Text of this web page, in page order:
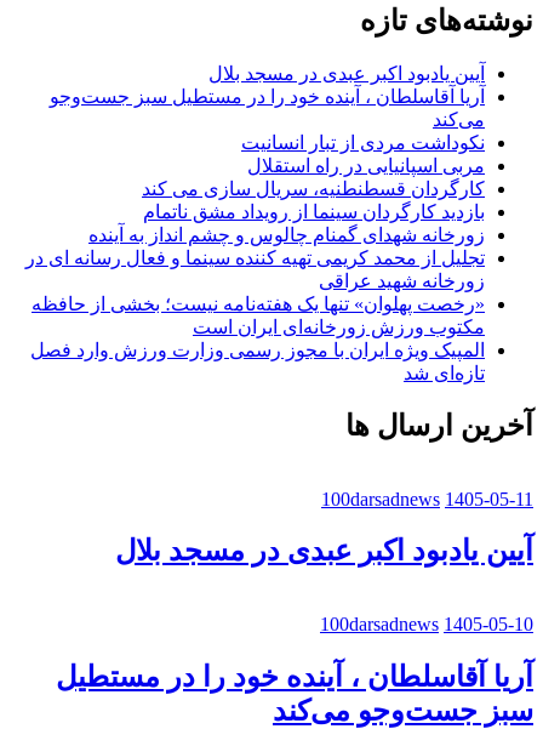
سریال
ناخونک‌
میانبر
را
کتک
زدند
نوشته‌های تازه
آیین یادبود اکبر عبدی در مسجد بلال
آریا آقاسلطان ، آینده خود را در مستطیل سبز جست‌وجو
می‌کند
نکوداشت مردی از تبار انسانیت
مربی اسپانیایی در راه استقلال
کارگردان قسطنطنیه، سریال سازی می کند
بازدید کارگردان سینما از رویداد مشق ناتمام
زورخانه شهدای گمنام چالوس و چشم انداز به آینده
تجلیل از محمد کریمی تهیه کننده سینما و فعال رسانه ای در
زورخانه شهید عراقی
«رخصت پهلوان» تنها یک هفته‌نامه نیست؛ بخشی از حافظه
مکتوب ورزش زورخانه‌ای ایران است
المپیک ویژه ایران با مجوز رسمی وزارت ورزش وارد فصل
تازه‌ای شد
آخرین ارسال ها
100darsadnews 1405-05-11
آیین یادبود اکبر عبدی در مسجد بلال
100darsadnews 1405-05-10
آریا آقاسلطان ، آینده خود را در مستطیل
سبز جست‌وجو می‌کند